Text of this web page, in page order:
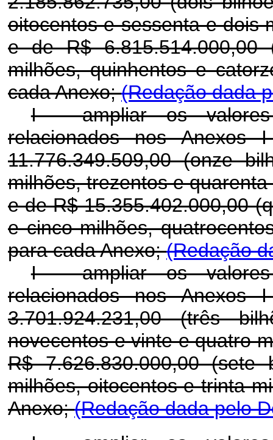
oitocentos e sessenta e dois
e de R$ 6.815.514.000,00
milhões, quinhentos e
cada Anexo;(Redação dada
I - ampliar os valores
relacionados nos
11.776.349.509,00 (onze
milhões, trezentos e
e de R$ 15.355.402.000,00
e cinco milhões,
para cada Anexo;(Redação
I -ampliar os
relacionados nos
3.701.924.231,00 (três
novecentos e vinte e quatro
R$ 7.626.830.000,00
milhões, oitocentos e trinta
Anexo;(Redação dada pelo